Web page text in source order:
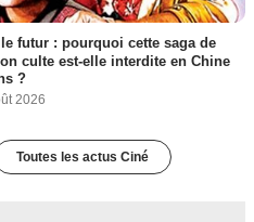
futur : pourquoi cette saga de
culte est-elle interdite en Chine
?
2026
Toutes les actus Ciné